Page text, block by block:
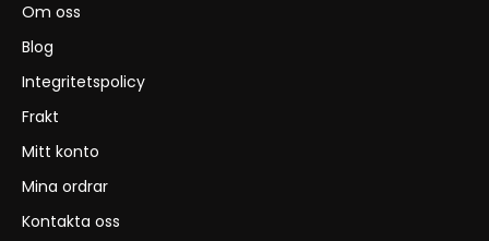
Om oss
Blog
Integritetspolicy
Frakt
Mitt konto
Mina ordrar
Kontakta oss